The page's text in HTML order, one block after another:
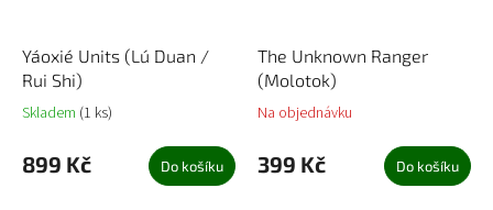
Yáoxié Units (Lú Duan /
Rui Shi)
Skladem (1 ks)
899 Kč Do košíku
The Unknown Ranger
(Molotok)
Na objednávku
399 Kč Do košíku